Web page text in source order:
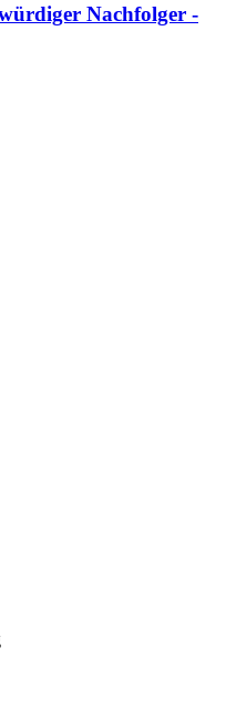
Nachfolger -